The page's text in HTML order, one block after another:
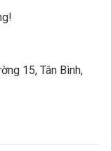
15, Tân Bình,